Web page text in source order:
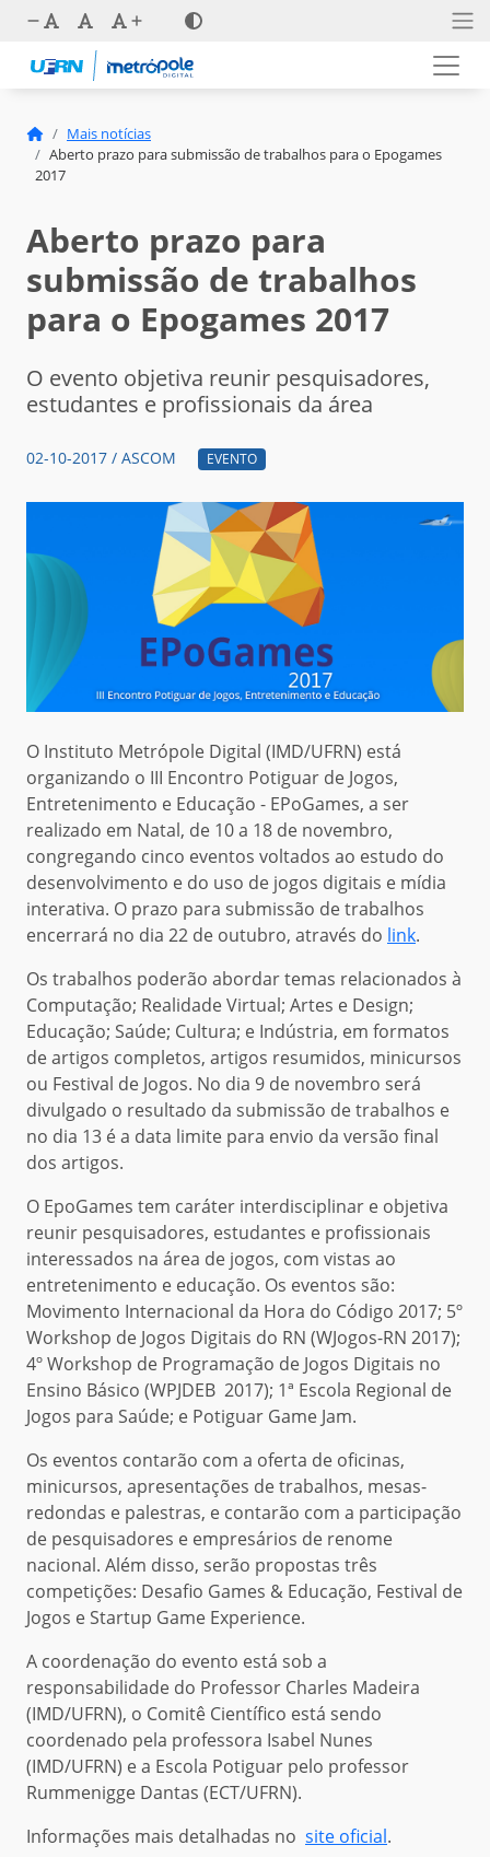
Mais notícias
Aberto prazo para submissão de trabalhos para o Epogames
2017
Aberto prazo para
submissão de trabalhos
para o Epogames 2017
O evento objetiva reunir pesquisadores,
estudantes e profissionais da área
02-10-2017 / ASCOM EVENTO
O Instituto Metrópole Digital (IMD/UFRN) está
organizando o III Encontro Potiguar de Jogos,
Entretenimento e Educação - EPoGames, a ser
realizado em Natal, de 10 a 18 de novembro,
congregando cinco eventos voltados ao estudo do
desenvolvimento e do uso de jogos digitais e mídia
interativa. O prazo para submissão de trabalhos
encerrará no dia 22 de outubro, através do link.
Os trabalhos poderão abordar temas relacionados à
Computação; Realidade Virtual; Artes e Design;
Educação; Saúde; Cultura; e Indústria, em formatos
de artigos completos, artigos resumidos, minicursos
ou Festival de Jogos. No dia 9 de novembro será
divulgado o resultado da submissão de trabalhos e
no dia 13 é a data limite para envio da versão final
dos artigos.
O EpoGames tem caráter interdisciplinar e objetiva
reunir pesquisadores, estudantes e profissionais
interessados na área de jogos, com vistas ao
entretenimento e educação. Os eventos são:
Movimento Internacional da Hora do Código 2017; 5º
Workshop de Jogos Digitais do RN (WJogos-RN 2017);
4º Workshop de Programação de Jogos Digitais no
Ensino Básico (WPJDEB 2017); 1ª Escola Regional de
Jogos para Saúde; e Potiguar Game Jam.
Os eventos contarão com a oferta de oficinas,
minicursos, apresentações de trabalhos, mesas-
redondas e palestras, e contarão com a participação
de pesquisadores e empresários de renome
nacional. Além disso, serão propostas três
competições: Desafio Games & Educação, Festival de
Jogos e Startup Game Experience.
A coordenação do evento está sob a
responsabilidade do Professor Charles Madeira
(IMD/UFRN), o Comitê Científico está sendo
coordenado pela professora Isabel Nunes
(IMD/UFRN) e a Escola Potiguar pelo professor
Rummenigge Dantas (ECT/UFRN).
Informações mais detalhadas no site oficial.